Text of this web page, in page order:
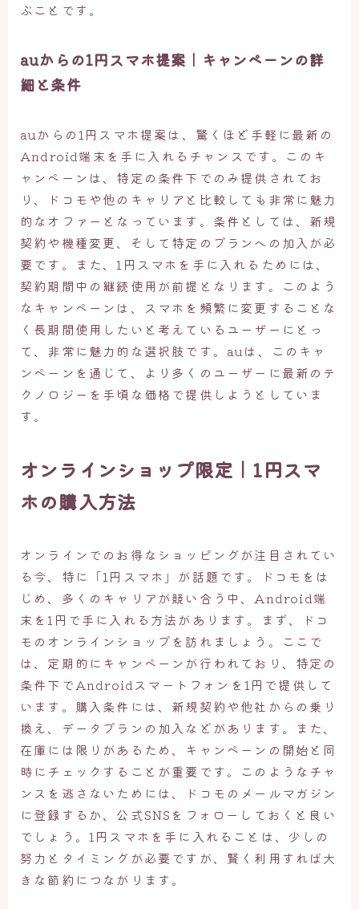
ぶことです。
auからの1円スマホ提案｜キャンペーンの詳
細と条件
auからの1円スマホ提案は、驚くほど手軽に最新の
Android端末を手に入れるチャンスです。このキ
ャンペーンは、特定の条件下でのみ提供されてお
り、ドコモや他のキャリアと比較しても非常に魅力
的なオファーとなっています。条件としては、新規
契約や機種変更、そして特定のプランへの加入が必
要です。また、1円スマホを手に入れるためには、
契約期間中の継続使用が前提となります。このよう
なキャンペーンは、スマホを頻繁に変更することな
く長期間使用したいと考えているユーザーにとっ
て、非常に魅力的な選択肢です。auは、このキャ
ンペーンを通じて、より多くのユーザーに最新のテ
クノロジーを手頃な価格で提供しようとしていま
す。
オンラインショップ限定｜1円スマ
ホの購入方法
オンラインでのお得なショッピングが注目されてい
る今、特に「1円スマホ」が話題です。ドコモをは
じめ、多くのキャリアが競い合う中、Android端
末を1円で手に入れる方法があります。まず、ドコ
モのオンラインショップを訪れましょう。ここで
は、定期的にキャンペーンが行われており、特定の
条件下でAndroidスマートフォンを1円で提供して
います。購入条件には、新規契約や他社からの乗り
換え、データプランの加入などがあります。また、
在庫には限りがあるため、キャンペーンの開始と同
時にチェックすることが重要です。このようなチャ
ンスを逃さないためには、ドコモのメールマガジン
に登録するか、公式SNSをフォローしておくと良い
でしょう。1円スマホを手に入れることは、少しの
努力とタイミングが必要ですが、賢く利用すれば大
きな節約につながります。